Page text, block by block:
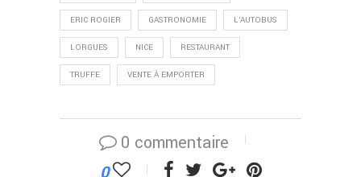
ERIC ROGIER GASTRONOMIE L'AUTOBUS
LORGUES NICE RESTAURANT
TRUFFE VENTE À EMPORTER
0 commentaire